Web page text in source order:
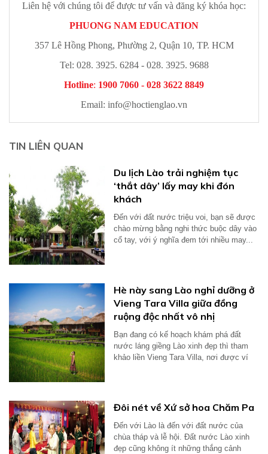
Liên hệ với chúng tôi để được tư vấn và đăng ký khóa học:
PHUONG NAM EDUCATION
357 Lê Hồng Phong, Phường 2, Quận 10, TP. HCM
Tel: 028. 3925. 6284 - 028. 3925. 9688
Hotline: 1900 7060 - 028 3622 8849
Email: info@hoctienglao.vn
TIN LIÊN QUAN
Du lịch Lào trải nghiệm tục
‘thắt dây’ lấy may khi đón
khách
Đến với đất nước triệu voi, bạn sẽ được
chào mừng bằng nghi thức buộc dây vào
cổ tay, với ý nghĩa đem tới nhiều may...
Hè này sang Lào nghỉ dưỡng ở
Vieng Tara Villa giữa đồng
ruộng độc nhất vô nhị
Bạn đang có kế hoạch khám phá đất
nước láng giềng Lào xinh đẹp thì tham
khảo liền Vieng Tara Villa, nơi được ví
Đôi nét về Xứ sở hoa Chăm Pa
Đến với Lào là đến với đất nước của
chùa tháp và lễ hội. Đất nước Lào xinh
đẹp cũng không ít những thắng cảnh